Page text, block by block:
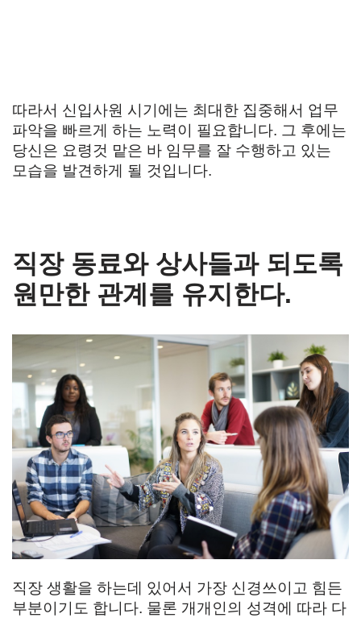
따라서 신입사원 시기에는 최대한 집중해서 업무
파악을 빠르게 하는 노력이 필요합니다. 그 후에는
당신은 요령것 맡은 바 임무를 잘 수행하고 있는
모습을 발견하게 될 것입니다.
직장 동료와 상사들과 되도록
원만한 관계를 유지한다.
직장 생활을 하는데 있어서 가장 신경쓰이고 힘든
부분이기도 합니다. 물론 개개인의 성격에 따라 다